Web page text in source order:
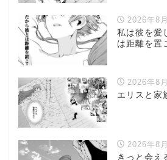
2026年8
私は彼を愛
は距離を置
2026年8
エリスと家
2026年8
きっと会え